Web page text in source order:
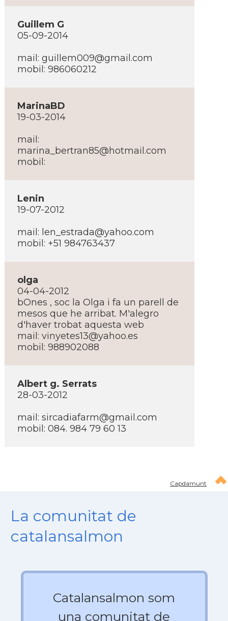
Guillem G
05-09-2014
mail: guillem009@gmail.com
mobil: 986060212
MarinaBD
19-03-2014
mail:
marina_bertran85@hotmail.com
mobil:
Lenin
19-07-2012
mail: len_estrada@yahoo.com
mobil: +51 984763437
olga
04-04-2012
bOnes , soc la Olga i fa un parell de
mesos que he arribat. M'alegro
d'haver trobat aquesta web
mail: vinyetes13@yahoo.es
mobil: 988902088
Albert g. Serrats
28-03-2012
mail: sircadiafarm@gmail.com
mobil: 084. 984 79 60 13
Capdamunt
La comunitat de
catalansalmon
Catalansalmon som
una comunitat de